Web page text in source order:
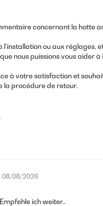
concernant la hotte
l'installation ou aux
nous puissions vous aider
à votre satisfaction et
la procédure de retour.
08/08/2026
ich weiter..